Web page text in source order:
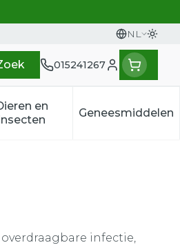
NL
Talen
015241267
Klant menu
categorie
voor Thuiszorg en EHBO
en
Toon submenu voor Dieren
Geneesmiddelen
Toon
infectie,